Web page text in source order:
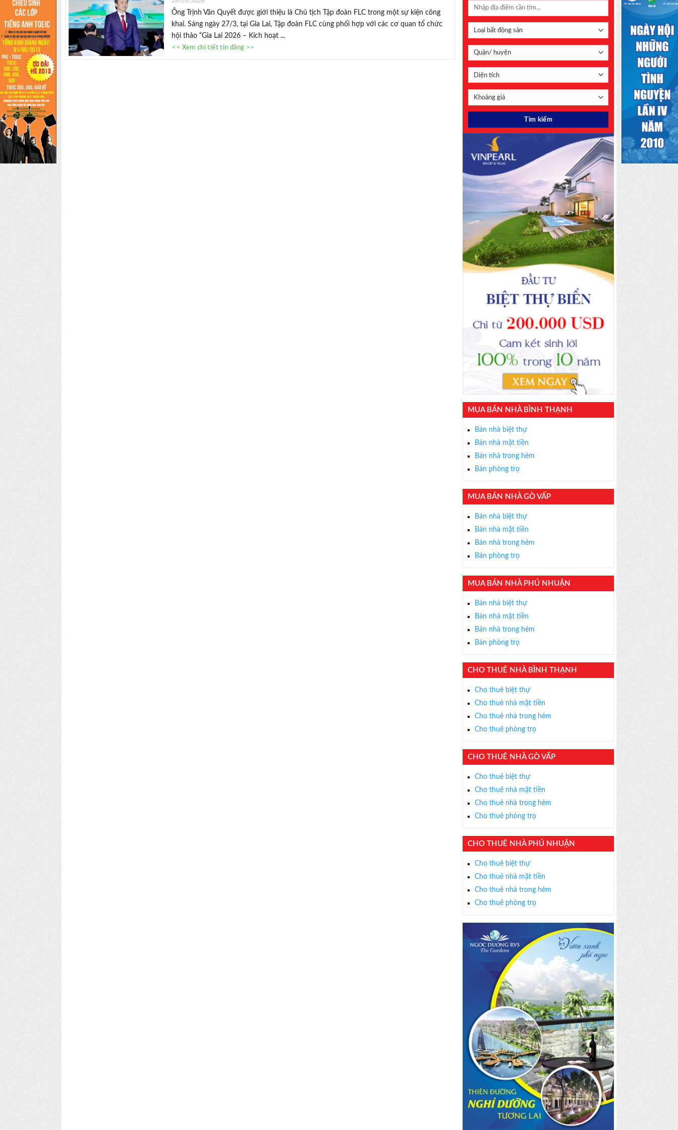
Với hơn 1000 căn nhà và 50 sales thân thiện, nhiệt tình,
×
Ông Trịnh Văn Quyết được giới thiệu là Chủ tịch Tập đoàn FLC trong một sự kiện công
khai. Sáng ngày 27/3, tại Gia Lai, Tập đoàn FLC cùng phối hợp với các cơ quan tổ chức
hội thảo “Gia Lai 2026 – Kích hoạt ...
<< Xem chi tiết tin đăng >>
MUA BÁN NHÀ BÌNH THẠNH
Bán nhà biệt thự
Bán nhà mặt tiền
Bán nhà trong hẻm
Bán phòng trọ
MUA BÁN NHÀ GÒ VẤP
Bán nhà biệt thự
Bán nhà mặt tiền
Bán nhà trong hẻm
Bán phòng trọ
MUA BÁN NHÀ PHÚ NHUẬN
Bán nhà biệt thự
Bán nhà mặt tiền
Bán nhà trong hẻm
Bán phòng trọ
CHO THUÊ NHÀ BÌNH THẠNH
Cho thuê biệt thự
Cho thuê nhà mặt tiền
Cho thuê nhà trong hẻm
Cho thuê phòng trọ
CHO THUÊ NHÀ GÒ VẤP
Cho thuê biệt thự
Cho thuê nhà mặt tiền
Cho thuê nhà trong hẻm
Cho thuê phòng trọ
CHO THUÊ NHÀ PHÚ NHUẬN
Cho thuê biệt thự
Cho thuê nhà mặt tiền
Cho thuê nhà trong hẻm
Cho thuê phòng trọ